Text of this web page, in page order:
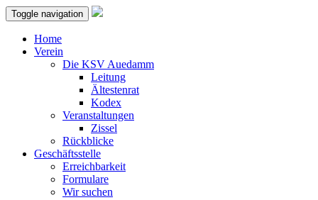
Toggle navigation
Home
Verein
Die KSV Auedamm
Leitung
Ältestenrat
Kodex
Veranstaltungen
Zissel
Rückblicke
Geschäftsstelle
Erreichbarkeit
Formulare
Wir suchen